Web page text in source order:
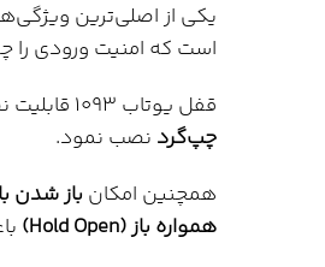
یکی از اصلی‌ترین
است که امنیت ورودی را
قفل یوتاب 1093 قابلیت نصب در
چپ‌گرد نصب نمود.
همچنین امکان باز شدن
همواره باز (Hold Open)